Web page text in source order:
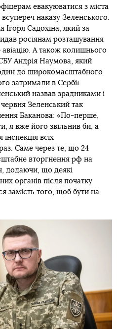
евакуюватися з міста
наказу Зеленського.
Садохіна, який за
росіянам розташування
авіацію. А також колишнього
Андрія Наумова, який
до широкомасштабного
затримали в Сербії.
назвав зрадниками і
Зеленський так
Баканова: «По-перше,
я вже його звільнив би, а
всіх
Саме через те, що 24
вторгнення рф на
додаючи, що деякі
органів після початку
замість того, щоб бути на